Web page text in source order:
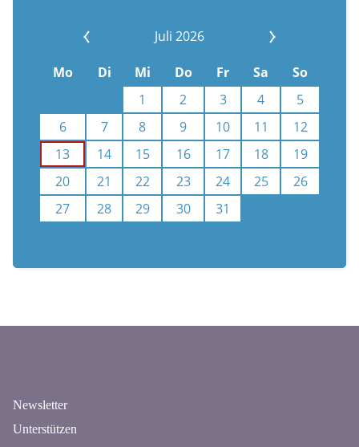
Juli 2026
Mo Di Mi Do Fr Sa
So
1
2 3 4
5
6
7 8 9 10 11
12
13
14 15 16 17 18
19
20
21 22 23 24 25
26
27
28 29 30
31
Newsletter
Unterstützen